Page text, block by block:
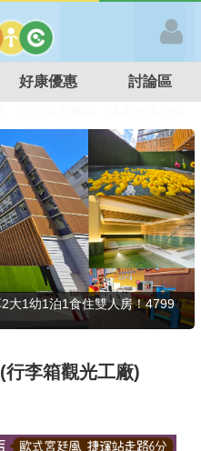
好康優惠 討論區
餐廳 溫泉泡湯SPA
大1幼1泊1食住雙人房！4799
李箱觀光工廠)